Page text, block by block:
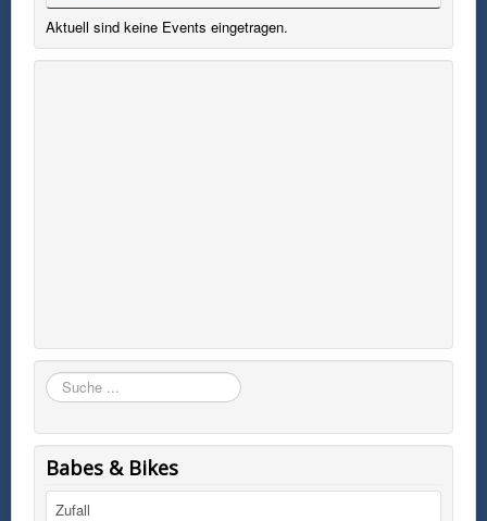
Aktuell sind keine Events eingetragen.
Suchen
Babes & Bikes
Zufall